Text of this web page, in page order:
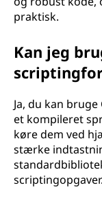
praktisk.
Kan jeg
Ja, du kan
et kompileret
køre dem ved
stærke
scriptingopgaver.